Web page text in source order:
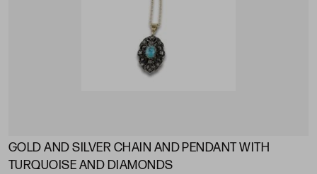
GOLD AND SILVER CHAIN ​​AND PENDANT WITH
TURQUOISE AND DIAMONDS